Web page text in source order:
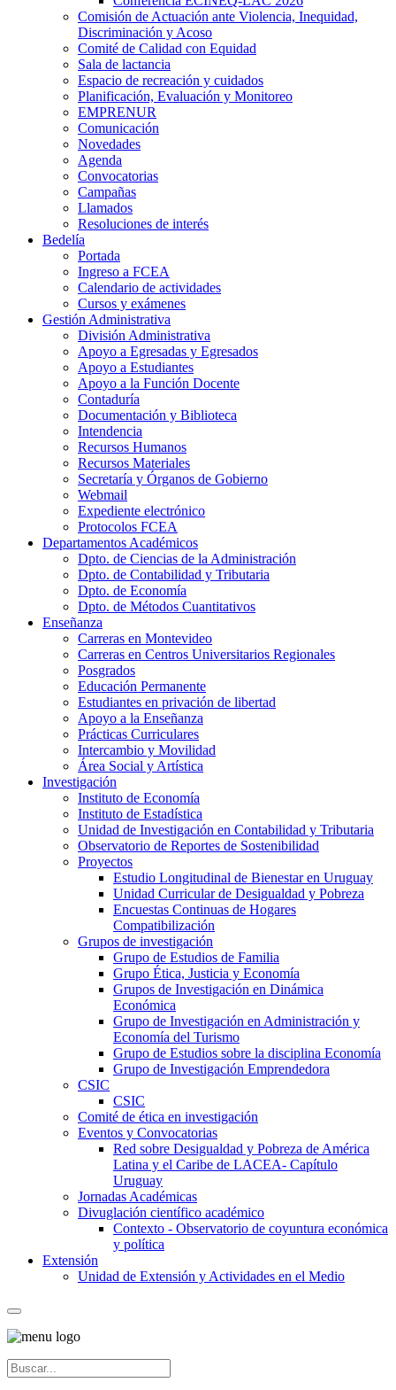
Comisión de Actuación ante Violencia, Inequidad,
Discriminación y Acoso
Comité de Calidad con Equidad
Sala de lactancia
Espacio de recreación y cuidados
Planificación, Evaluación y Monitoreo
EMPRENUR
Comunicación
Novedades
Agenda
Convocatorias
Campañas
Llamados
Resoluciones de interés
Bedelía
Portada
Ingreso a FCEA
Calendario de actividades
Cursos y exámenes
Gestión Administrativa
División Administrativa
Apoyo a Egresadas y Egresados
Apoyo a Estudiantes
Apoyo a la Función Docente
Contaduría
Documentación y Biblioteca
Intendencia
Recursos Humanos
Recursos Materiales
Secretaría y Órganos de Gobierno
Webmail
Expediente electrónico
Protocolos FCEA
Departamentos Académicos
Dpto. de Ciencias de la Administración
Dpto. de Contabilidad y Tributaria
Dpto. de Economía
Dpto. de Métodos Cuantitativos
Enseñanza
Carreras en Montevideo
Carreras en Centros Universitarios Regionales
Posgrados
Educación Permanente
Estudiantes en privación de libertad
Apoyo a la Enseñanza
Prácticas Curriculares
Intercambio y Movilidad
Área Social y Artística
Investigación
Instituto de Economía
Instituto de Estadística
Unidad de Investigación en Contabilidad y Tributaria
Observatorio de Reportes de Sostenibilidad
Proyectos
Estudio Longitudinal de Bienestar en Uruguay
Unidad Curricular de Desigualdad y Pobreza
Encuestas Continuas de Hogares
Compatibilización
Grupos de investigación
Grupo de Estudios de Familia
Grupo Ética, Justicia y Economía
Grupos de Investigación en Dinámica
Económica
Grupo de Investigación en Administración y
Economía del Turismo
Grupo de Estudios sobre la disciplina Economía
Grupo de Investigación Emprendedora
CSIC
CSIC
Comité de ética en investigación
Eventos y Convocatorias
Red sobre Desigualdad y Pobreza de América
Latina y el Caribe de LACEA- Capítulo
Uruguay
Jornadas Académicas
Divuglación científico académico
Contexto - Observatorio de coyuntura económica
y política
Extensión
Unidad de Extensión y Actividades en el Medio